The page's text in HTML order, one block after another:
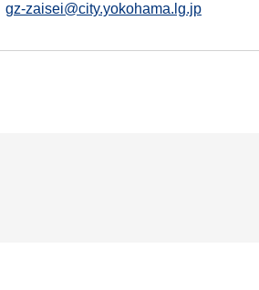
gz-zaisei@city.yokohama.lg.jp